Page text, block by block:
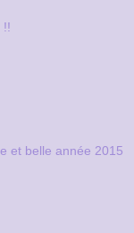
!!
et belle année 2015